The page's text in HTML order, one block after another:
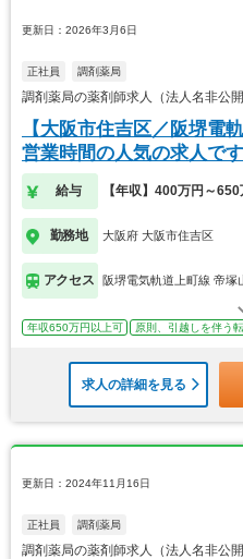
更新日：2026年3月6日
正社員 調剤薬局
調剤薬局の薬剤師求人（法人名非公
【大阪市住吉区／阪堺
営業時間の人気の求人です
給与 【年収】400万円～
勤務地 大阪府 大阪市住吉区
アクセス 阪堺電気軌道上町線 帝塚
年収650万円以上可 原則、引越しを伴う転
求人の詳細を見る
更新日：2024年11月16日
正社員 調剤薬局
調剤薬局の薬剤師求人（法人名非公